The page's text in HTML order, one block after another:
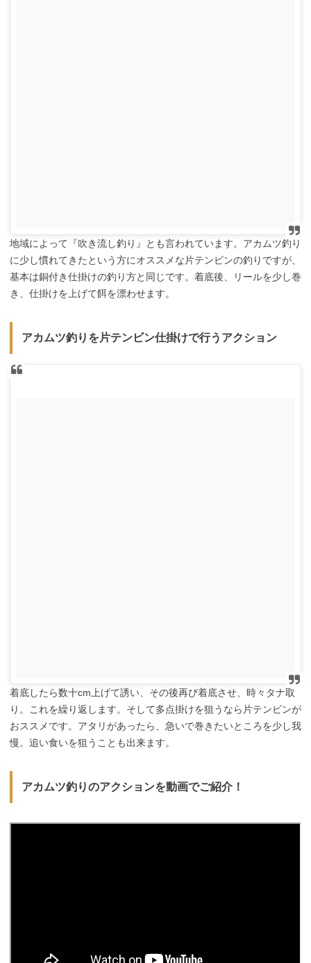
地域によって『吹き流し釣り』とも言われています。アカムツ釣り
に少し慣れてきたという方にオススメな片テンビンの釣りですが、
基本は銅付き仕掛けの釣り方と同じです。着底後、リールを少し巻
き、仕掛けを上げて餌を漂わせます。
アカムツ釣りを片テンビン仕掛けで行うアクション
着底したら数十cm上げて誘い、その後再び着底させ、時々タナ取
り。これを繰り返します。そして多点掛けを狙うなら片テンビンが
おススメです。アタリがあったら、急いで巻きたいところを少し我
慢。追い食いを狙うことも出来ます。
アカムツ釣りのアクションを動画でご紹介！